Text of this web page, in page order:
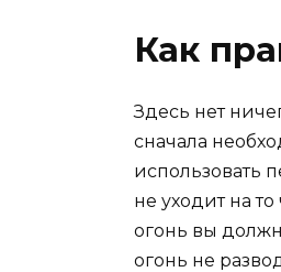
Как
Здесь нет
сначала
использовать
не уходит на
огонь вы
огонь не